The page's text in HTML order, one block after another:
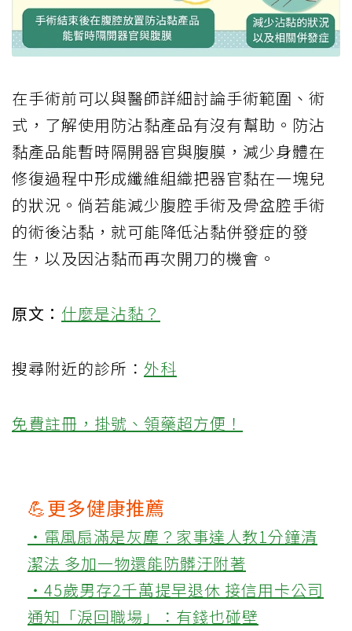
在手術前可以與醫師詳細討論手術範圍、術
式，了解使用防沾黏產品有沒有幫助。防沾
黏產品能暫時隔開器官與腹膜，減少身體在
修復過程中形成纖維組織把器官黏在一塊兒
的狀況。倘若能減少腹腔手術及骨盆腔手術
的術後沾黏，就可能降低沾黏併發症的發
生，以及因沾黏而再次開刀的機會。
原文： 什麼是沾黏？
搜尋附近的診所： 外科
免費註冊，掛號、領藥超方便！
💪更多健康推薦
‧電風扇滿是灰塵？家事達人教1分鐘清
潔法 多加一物還能防髒汙附著
‧45歲男存2千萬提早退休 接信用卡公司
通知「淚回職場」：有錢也碰壁